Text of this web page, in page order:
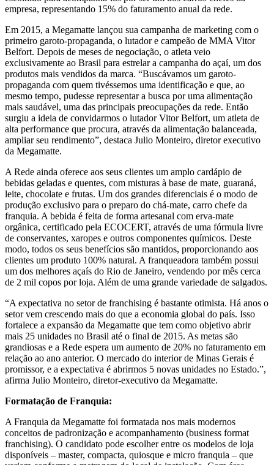
empresa, representando 15% do faturamento anual da rede.
Em 2015, a Megamatte lançou sua campanha de marketing com o
primeiro garoto-propaganda, o lutador e campeão de MMA Vitor
Belfort. Depois de meses de negociação, o atleta veio
exclusivamente ao Brasil para estrelar a campanha do açaí, um dos
produtos mais vendidos da marca. “Buscávamos um garoto-
propaganda com quem tivéssemos uma identificação e que, ao
mesmo tempo, pudesse representar a busca por uma alimentação
mais saudável, uma das principais preocupações da rede. Então
surgiu a ideia de convidarmos o lutador Vitor Belfort, um atleta de
alta performance que procura, através da alimentação balanceada,
ampliar seu rendimento”, destaca Julio Monteiro, diretor executivo
da Megamatte.
A Rede ainda oferece aos seus clientes um amplo cardápio de
bebidas geladas e quentes, com misturas à base de mate, guaraná,
leite, chocolate e frutas. Um dos grandes diferenciais é o modo de
produção exclusivo para o preparo do chá-mate, carro chefe da
franquia. A bebida é feita de forma artesanal com erva-mate
orgânica, certificado pela ECOCERT, através de uma fórmula livre
de conservantes, xaropes e outros componentes químicos. Deste
modo, todos os seus benefícios são mantidos, proporcionando aos
clientes um produto 100% natural. A franqueadora também possui
um dos melhores açaís do Rio de Janeiro, vendendo por mês cerca
de 2 mil copos por loja. Além de uma grande variedade de salgados.
“A expectativa no setor de franchising é bastante otimista. Há anos o
setor vem crescendo mais do que a economia global do país. Isso
fortalece a expansão da Megamatte que tem como objetivo abrir
mais 25 unidades no Brasil até o final de 2015. As metas são
grandiosas e a Rede espera um aumento de 20% no faturamento em
relação ao ano anterior. O mercado do interior de Minas Gerais é
promissor, e a expectativa é abrirmos 5 novas unidades no Estado.”,
afirma Julio Monteiro, diretor-executivo da Megamatte.
Formatação de Franquia:
A Franquia da Megamatte foi formatada nos mais modernos
conceitos de padronização e acompanhamento (business format
franchising). O candidato pode escolher entre os modelos de loja
disponíveis – master, compacta, quiosque e micro franquia – que